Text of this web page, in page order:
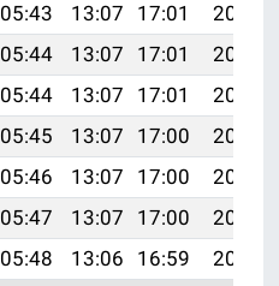
05:43 13:07 17:01
20:21
05:44 13:07 17:01
20:20
05:44 13:07 17:01
20:19
05:45 13:07 17:00
20:18
05:46 13:07 17:00
20:17
05:47 13:07 17:00
20:16
05:48 13:06 16:59
20:15